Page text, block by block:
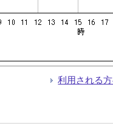
利用される